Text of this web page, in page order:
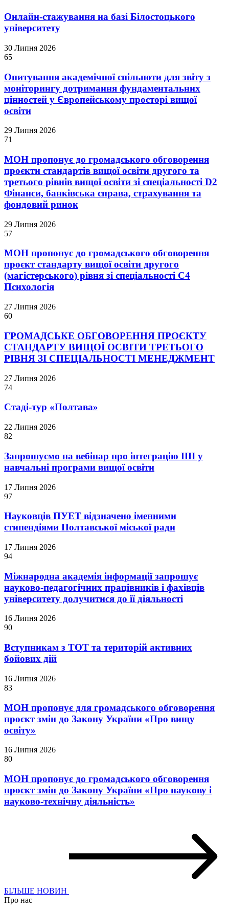
Онлайн-стажування на базі Білостоцького
університету
30 Липня 2026
65
Опитування академічної спільноти для звіту з
моніторингу дотримання фундаментальних
цінностей у Європейському просторі вищої
освіти
29 Липня 2026
71
МОН пропонує до громадського обговорення
проєкти стандартів вищої освіти другого та
третього рівнів вищої освіти зі спеціальності D2
Фінанси, банківська справа, страхування та
фондовий ринок
29 Липня 2026
57
МОН пропонує до громадського обговорення
проєкт стандарту вищої освіти другого
(магістерського) рівня зі спеціальності С4
Психологія
27 Липня 2026
60
ГРОМАДСЬКЕ ОБГОВОРЕННЯ ПРОЄКТУ
СТАНДАРТУ ВИЩОЇ ОСВІТИ ТРЕТЬОГО
РІВНЯ ЗІ СПЕЦІАЛЬНОСТІ МЕНЕДЖМЕНТ
27 Липня 2026
74
Стаді-тур «Полтава»
22 Липня 2026
82
Запрошуємо на вебінар про інтеграцію ШІ у
навчальні програми вищої освіти
17 Липня 2026
97
Науковців ПУЕТ відзначено іменними
стипендіями Полтавської міської ради
17 Липня 2026
94
Міжнародна академія інформації запрошує
науково-педагогічних працівників і фахівців
університету долучитися до її діяльності
16 Липня 2026
90
Вступникам з ТОТ та територій активних
бойових дій
16 Липня 2026
83
МОН пропонує для громадського обговорення
проєкт змін до Закону України «Про вищу
освіту»
16 Липня 2026
80
МОН пропонує до громадського обговорення
проєкт змін до Закону України «Про наукову і
науково-технічну діяльність»
БІЛЬШЕ НОВИН
Про нас